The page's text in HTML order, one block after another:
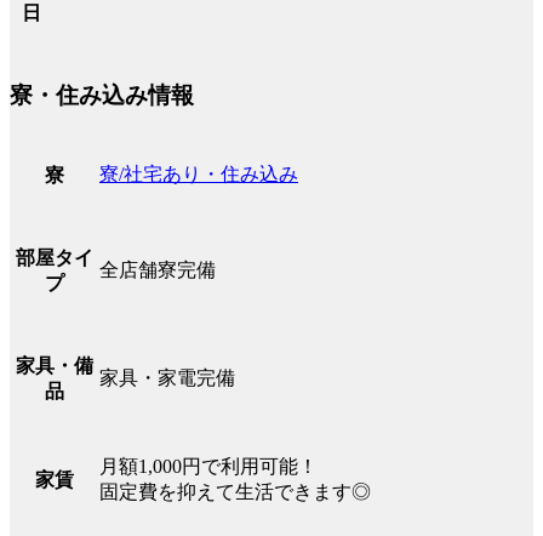
日
寮・住み込み情報
寮 寮/社宅あり・住み込み
部屋タイ
プ
全店舗寮完備
家具・備
品
家具・家電完備
家賃
月額1,000円で利用可能！
固定費を抑えて生活できます◎